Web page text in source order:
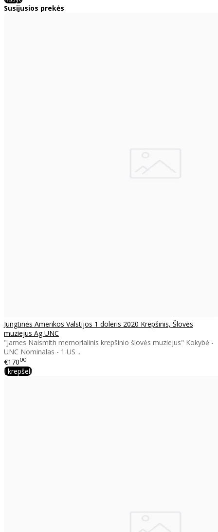
Susijusios prekės
Jungtinės Amerikos Valstijos 1 doleris 2020 Krepšinis, Šlovės
muziejus Ag UNC
"James Naismith memorialinis krepšinio šlovės muziejus" Kokybė -
UNC Nominalas - 1 US ..
€17000
Į krepšelį